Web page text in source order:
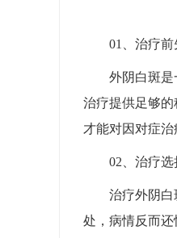
01、治疗
外阴白斑
治疗提供足够
才能对因对症治
02、治疗
治疗外阴白
处，病情反而